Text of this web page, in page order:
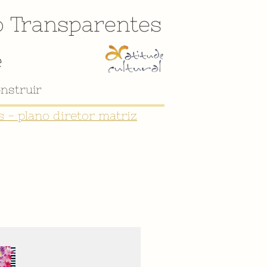
Transparentes
- plano diretor matriz